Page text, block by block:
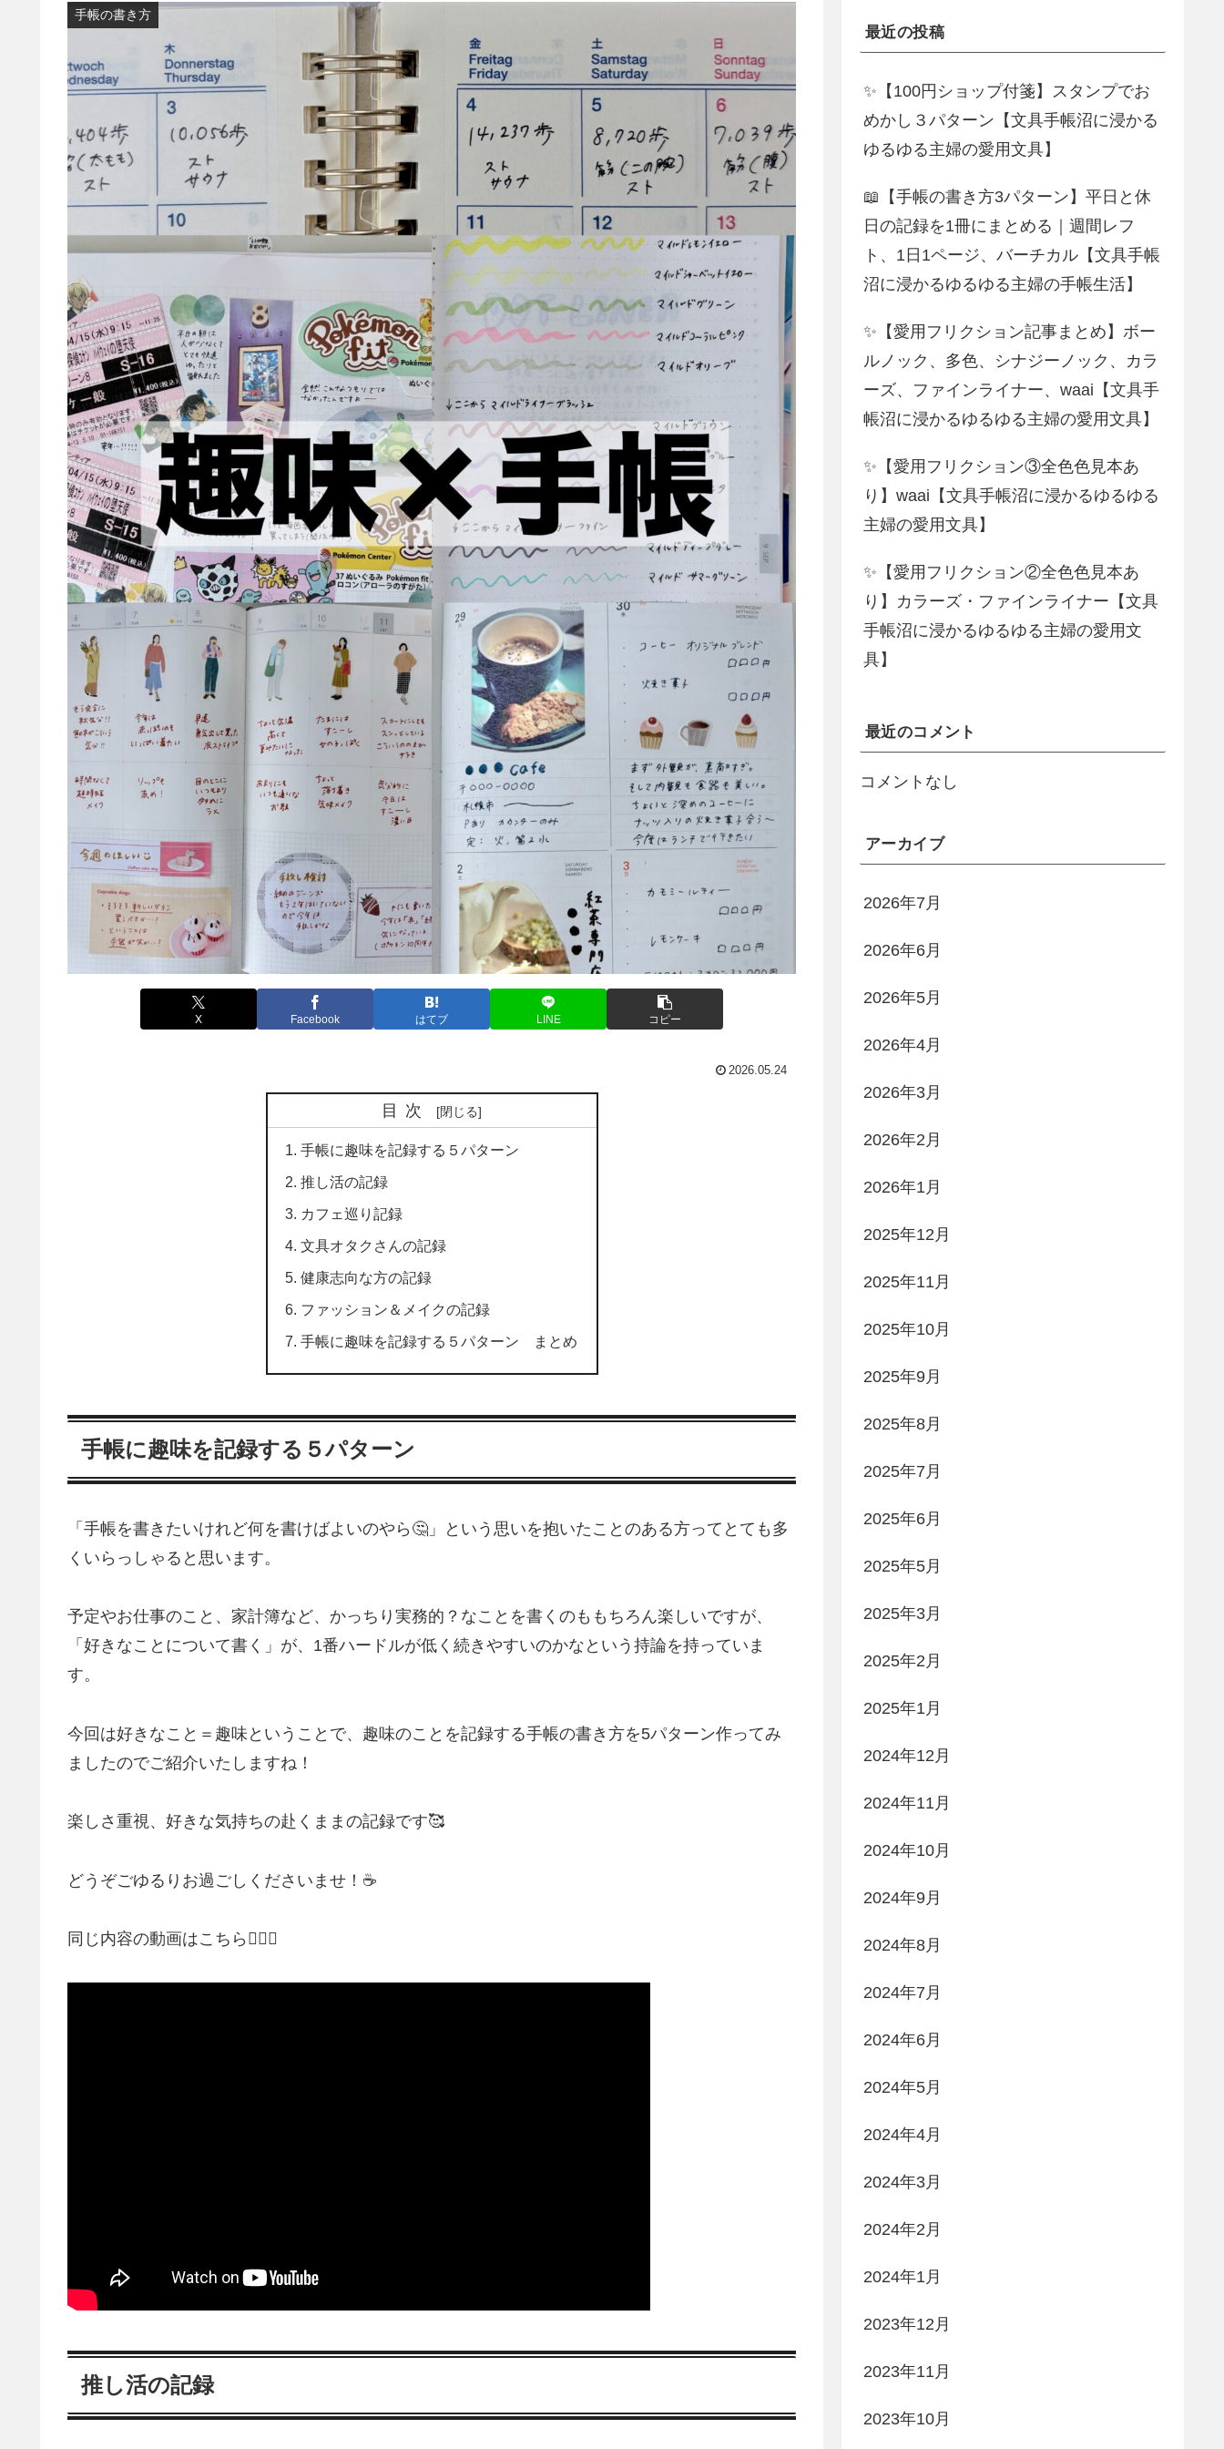
手帳の書き方
X Facebook はてブ LINE コピー
2026.05.24
目次
手帳に趣味を記録する５パターン
推し活の記録
カフェ巡り記録
文具オタクさんの記録
健康志向な方の記録
ファッション＆メイクの記録
手帳に趣味を記録する５パターン まとめ
手帳に趣味を記録する５パターン
「手帳を書きたいけれど何を書けばよいのやら🤔」という思いを抱いたことのある方ってとても多
くいらっしゃると思います。
予定やお仕事のこと、家計簿など、かっちり実務的？なことを書くのももちろん楽しいですが、
「好きなことについて書く」が、1番ハードルが低く続きやすいのかなという持論を持っていま
す。
今回は好きなこと＝趣味ということで、趣味のことを記録する手帳の書き方を5パターン作ってみ
ましたのでご紹介いたしますね！
楽しさ重視、好きな気持ちの赴くままの記録です🥰
どうぞごゆるりお過ごしくださいませ！☕
同じ内容の動画はこちら💁🏻‍♀️
推し活の記録
最近の投稿
✨【100円ショップ付箋】スタンプでお
めかし３パターン【文具手帳沼に浸かる
ゆるゆる主婦の愛用文具】
📖【手帳の書き方3パターン】平日と休
日の記録を1冊にまとめる｜週間レフ
ト、1日1ページ、バーチカル【文具手帳
沼に浸かるゆるゆる主婦の手帳生活】
✨【愛用フリクション記事まとめ】ボー
ルノック、多色、シナジーノック、カラ
ーズ、ファインライナー、waai【文具手
帳沼に浸かるゆるゆる主婦の愛用文具】
✨【愛用フリクション③全色色見本あ
り】waai【文具手帳沼に浸かるゆるゆる
主婦の愛用文具】
✨【愛用フリクション②全色色見本あ
り】カラーズ・ファインライナー【文具
手帳沼に浸かるゆるゆる主婦の愛用文
具】
最近のコメント
コメントなし
アーカイブ
2026年7月
2026年6月
2026年5月
2026年4月
2026年3月
2026年2月
2026年1月
2025年12月
2025年11月
2025年10月
2025年9月
2025年8月
2025年7月
2025年6月
2025年5月
2025年3月
2025年2月
2025年1月
2024年12月
2024年11月
2024年10月
2024年9月
2024年8月
2024年7月
2024年6月
2024年5月
2024年4月
2024年3月
2024年2月
2024年1月
2023年12月
2023年11月
2023年10月